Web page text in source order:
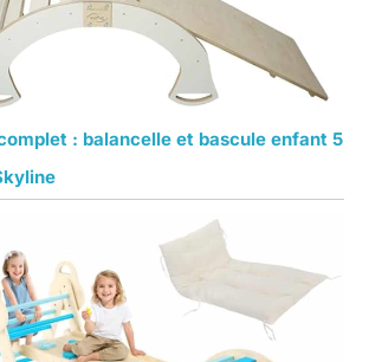
: balancelle et bascule enfant 5